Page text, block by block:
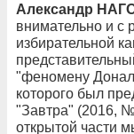
Александр
внимательно и с
избирательной
"феномену
которого был
"Завтра" (2016,
открытой части